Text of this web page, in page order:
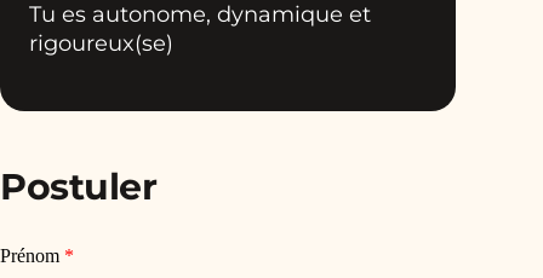
Tu es autonome, dynamique et
rigoureux(se)
Postuler